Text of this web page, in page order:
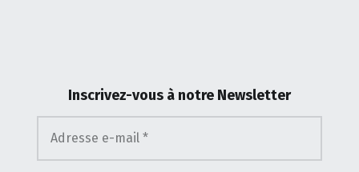
Inscrivez-vous à notre Newsletter